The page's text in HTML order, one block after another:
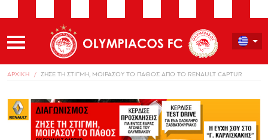
ΑΡΧΙΚΗ ΖΗΣΕ ΤΗ ΣΤΙΓΜΗ, ΜΟΙΡΑΣΟΥ ΤΟ ΠΑΘΟΣ ΑΠΟ ΤΟ RENAULT CAPTUR